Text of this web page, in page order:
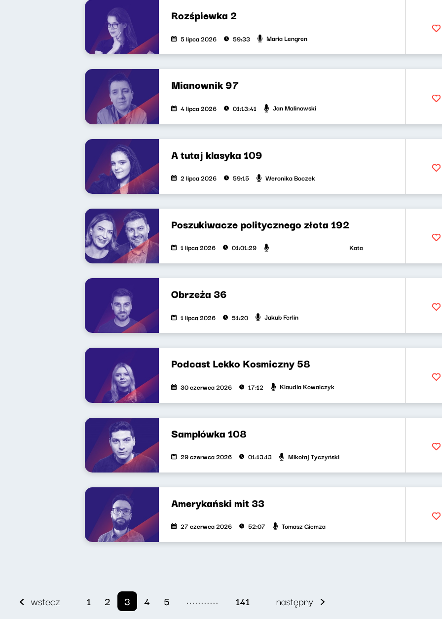
Rozśpiewka 2
5 lipca 2026 59:33 Maria Lengren
Mianownik 97
4 lipca 2026 01:13:41 Jan Malinowski
A tutaj klasyka 109
2 lipca 2026 59:15 Weronika Boczek
Poszukiwacze politycznego złota 192
1 lipca 2026 01:01:29 Katarzyna Kasia, Klaudiusz Slezak
Obrzeża 36
1 lipca 2026 51:20 Jakub Ferlin
Podcast Lekko Kosmiczny 58
30 czerwca 2026 17:12 Klaudia Kowalczyk
Samplówka 108
29 czerwca 2026 01:13:13 Mikołaj Tyczyński
Amerykański mit 33
27 czerwca 2026 52:07 Tomasz Giemza
wstecz 1 2 3 4 5 ........... 141 następny